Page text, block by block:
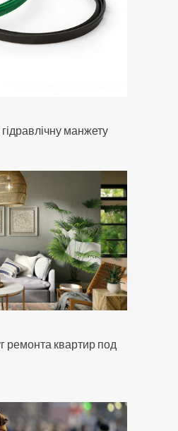
манжету
ремонта квартир под